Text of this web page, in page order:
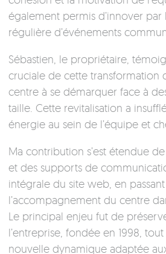
également permis d’innover par
régulière d’événements
Sébastien, le propriétaire,
cruciale de cette transformation
centre à se démarquer face à
taille. Cette revitalisation a
énergie au sein de l’équipe et
Ma contribution s’est étendue
et des supports de
intégrale du site web, en
l’accompagnement du centre
Le principal enjeu fut de
l’entreprise, fondée en 1998,
nouvelle dynamique adaptée